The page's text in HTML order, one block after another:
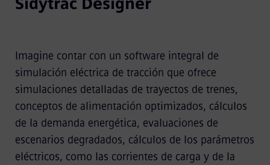
Imagine contar con un software integral de
simulación eléctrica de tracción que ofrece
simulaciones detalladas de trayectos de trenes,
conceptos de alimentación optimizados, cálculos
de la demanda energética, evaluaciones de
escenarios degradados, cálculos de los parámetros
eléctricos, como las corrientes de carga y de la